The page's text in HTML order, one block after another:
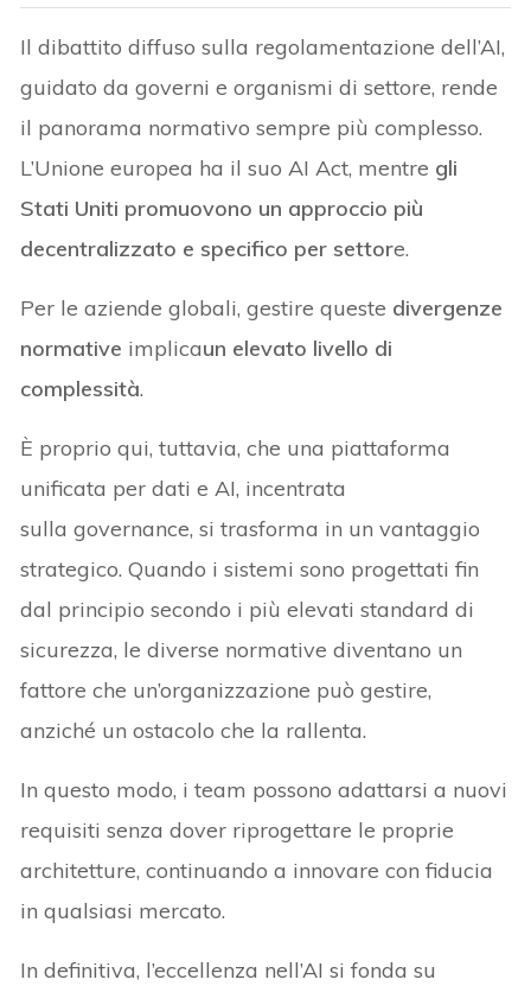
Il dibattito diffuso sulla regolamentazione dell’AI,
guidato da governi e organismi di settore, rende
il panorama normativo sempre più complesso.
L’Unione europea ha il suo AI Act, mentre gli
Stati Uniti promuovono un approccio più
decentralizzato e specifico per settore.
Per le aziende globali, gestire queste divergenze
normative implicaun elevato livello di
complessità.
È proprio qui, tuttavia, che una piattaforma
unificata per dati e AI, incentrata
sulla governance, si trasforma in un vantaggio
strategico. Quando i sistemi sono progettati fin
dal principio secondo i più elevati standard di
sicurezza, le diverse normative diventano un
fattore che un’organizzazione può gestire,
anziché un ostacolo che la rallenta.
In questo modo, i team possono adattarsi a nuovi
requisiti senza dover riprogettare le proprie
architetture, continuando a innovare con fiducia
in qualsiasi mercato.
In definitiva, l’eccellenza nell’AI si fonda su